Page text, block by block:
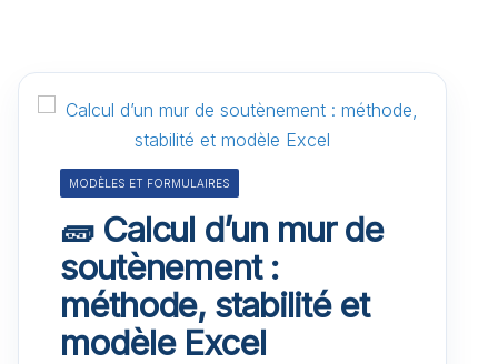
MODÈLES ET FORMULAIRES
🧱 Calcul d’un mur de
soutènement :
méthode, stabilité et
modèle Excel